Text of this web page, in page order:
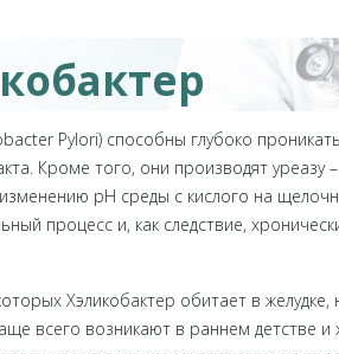
Pylori) способны глубоко
Кроме того, они производят уреазу
pH среды с кислого на
процесс и, как следствие,
Хэликобактер обитает в желудке,
всего возникают в раннем детстве и